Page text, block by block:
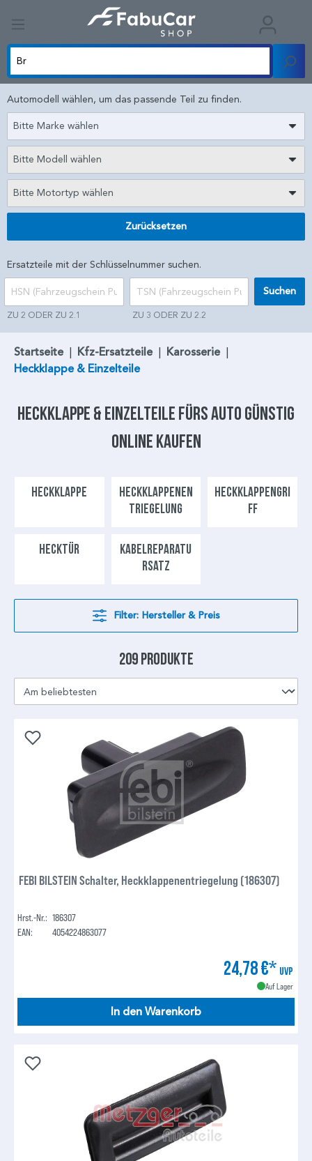
Automodell wählen, um das passende Teil zu finden.
Bitte Marke wählen
Bitte Modell wählen
Bitte Motortyp wählen
Zurücksetzen
Ersatzteile mit der Schlüsselnummer suchen.
ZU 2 ODER ZU 2.1 ZU 3 ODER ZU 2.2
Suchen
Startseite | Kfz-Ersatzteile | Karosserie |
Heckklappe & Einzelteile
Heckklappe & Einzelteile fürs Auto günstig
online kaufen
HECKKLAPPE
HECKKLAPPENEN
TRIEGELUNG
HECKKLAPPENGRI
FF
HECKTÜR
KABELREPARATU
RSATZ
Filter: Hersteller & Preis
209 Produkte
FEBI BILSTEIN Schalter, Heckklappenentriegelung (186307)
Hrst.-Nr.: 186307
EAN:
4054224863077
24,78 €* UVP
Auf Lager
In den Warenkorb